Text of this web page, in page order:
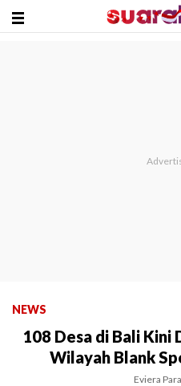
NEWS
108 Desa di Bali Kini
Wilayah Blank
Eviera